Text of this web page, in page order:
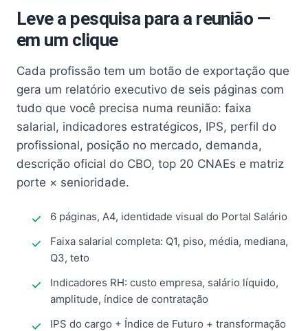
Leve a pesquisa para a reunião —
em um clique
Cada profissão tem um botão de exportação que
gera um relatório executivo de seis páginas com
tudo que você precisa numa reunião: faixa
salarial, indicadores estratégicos, IPS, perfil do
profissional, posição no mercado, demanda,
descrição oficial do CBO, top 20 CNAEs e matriz
porte × senioridade.
6 páginas, A4, identidade visual do Portal Salário
Faixa salarial completa: Q1, piso, média, mediana,
Q3, teto
Indicadores RH: custo empresa, salário líquido,
amplitude, índice de contratação
IPS do cargo + Índice de Futuro + transformação